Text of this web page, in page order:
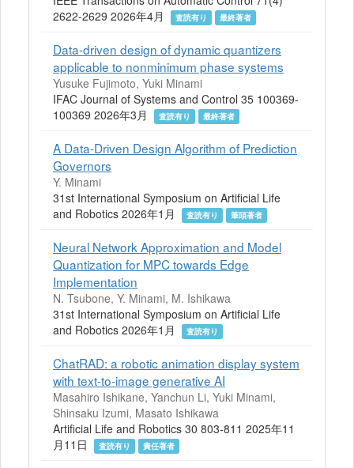
2622-2629 2026年4月
査読有り 最終著者
Data-driven design of dynamic quantizers
applicable to nonminimum phase systems
Yusuke Fujimoto, Yuki Minami
IFAC Journal of Systems and Control 35 100369-
100369 2026年3月
査読有り 最終著者
A Data-Driven Design Algorithm of Prediction
Governors
Y. Minami
31st International Symposium on Artificial Life
and Robotics 2026年1月
査読有り 筆頭著者
Neural Network Approximation and Model
Quantization for MPC towards Edge
Implementation
N. Tsubone, Y. Minami, M. Ishikawa
31st International Symposium on Artificial Life
and Robotics 2026年1月
査読有り
ChatRAD: a robotic animation display system
with text-to-image generative AI
Masahiro Ishikane, Yanchun Li, Yuki Minami,
Shinsaku Izumi, Masato Ishikawa
Artificial Life and Robotics 30 803-811 2025年11
月11日
査読有り 責任著者